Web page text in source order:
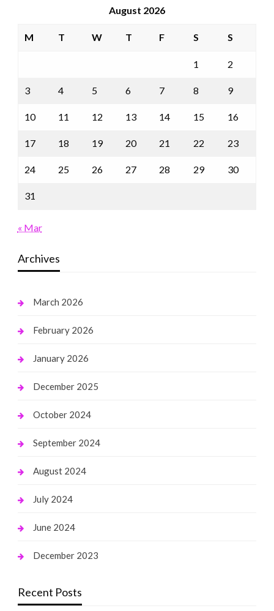
August 2026
M T W T F S S
1 2
3 4 5 6 7 8 9
10 11 12 13 14 15 16
17 18 19 20 21 22 23
24 25 26 27 28 29 30
31
« Mar
Archives
March 2026
February 2026
January 2026
December 2025
October 2024
September 2024
August 2024
July 2024
June 2024
December 2023
Recent Posts